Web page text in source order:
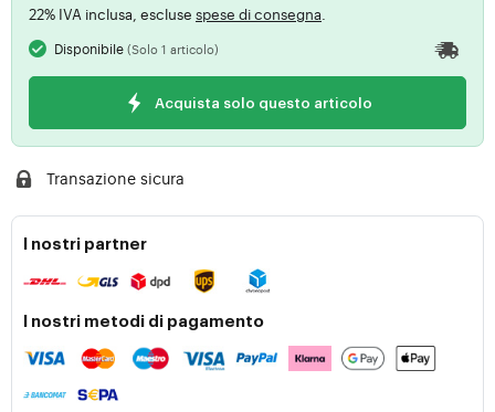
22% IVA inclusa, escluse spese di consegna
Disponibile(Solo 1 articolo)
Acquista solo questo articolo
Transazione sicura
I nostri partner
I nostri metodi di pagamento